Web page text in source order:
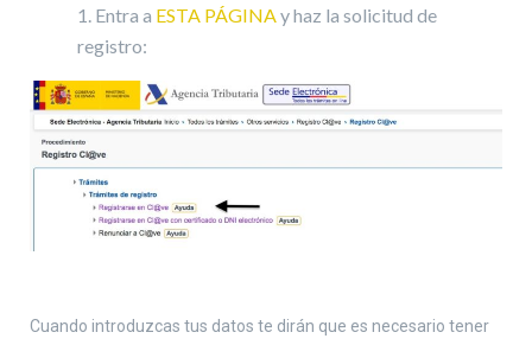
Entra a ESTA PÁGINA y haz la solicitud de
registro:
Cuando introduzcas tus datos te dirán que es necesario tener